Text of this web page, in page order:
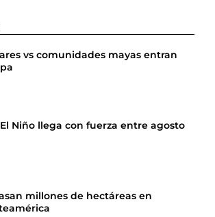
vs comunidades mayas entran
Niño llega con fuerza entre agosto
millones de hectáreas en